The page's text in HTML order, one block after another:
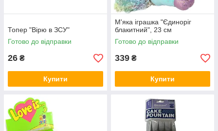
Топер "Вірю в ЗСУ"
Готово до відправки
26 ₴
Купити
М'яка іграшка "Єдиноріг
блакитний", 23 см
Готово до відправки
339 ₴
Купити